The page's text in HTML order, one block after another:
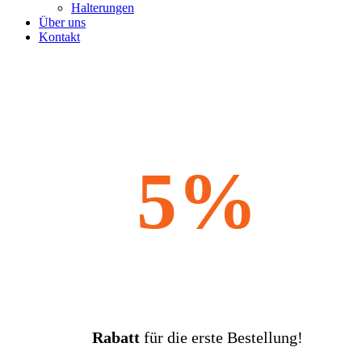
Halterungen
Über uns
Kontakt
5%
Rabattfür die erste Bestellung!